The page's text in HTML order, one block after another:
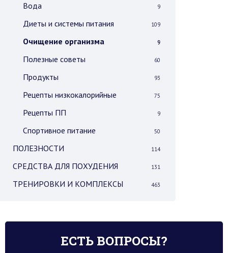
Вода 9
Диеты и системы питания 109
Очищение организма 9
Полезные советы 60
Продукты 93
Рецепты низкокалорийные 75
Рецепты ПП 9
Спортивное питание 50
ПОЛЕЗНОСТИ 114
СРЕДСТВА ДЛЯ ПОХУДЕНИЯ 131
ТРЕНИРОВКИ И КОМПЛЕКСЫ 463
ЕСТЬ ВОПРОСЫ?